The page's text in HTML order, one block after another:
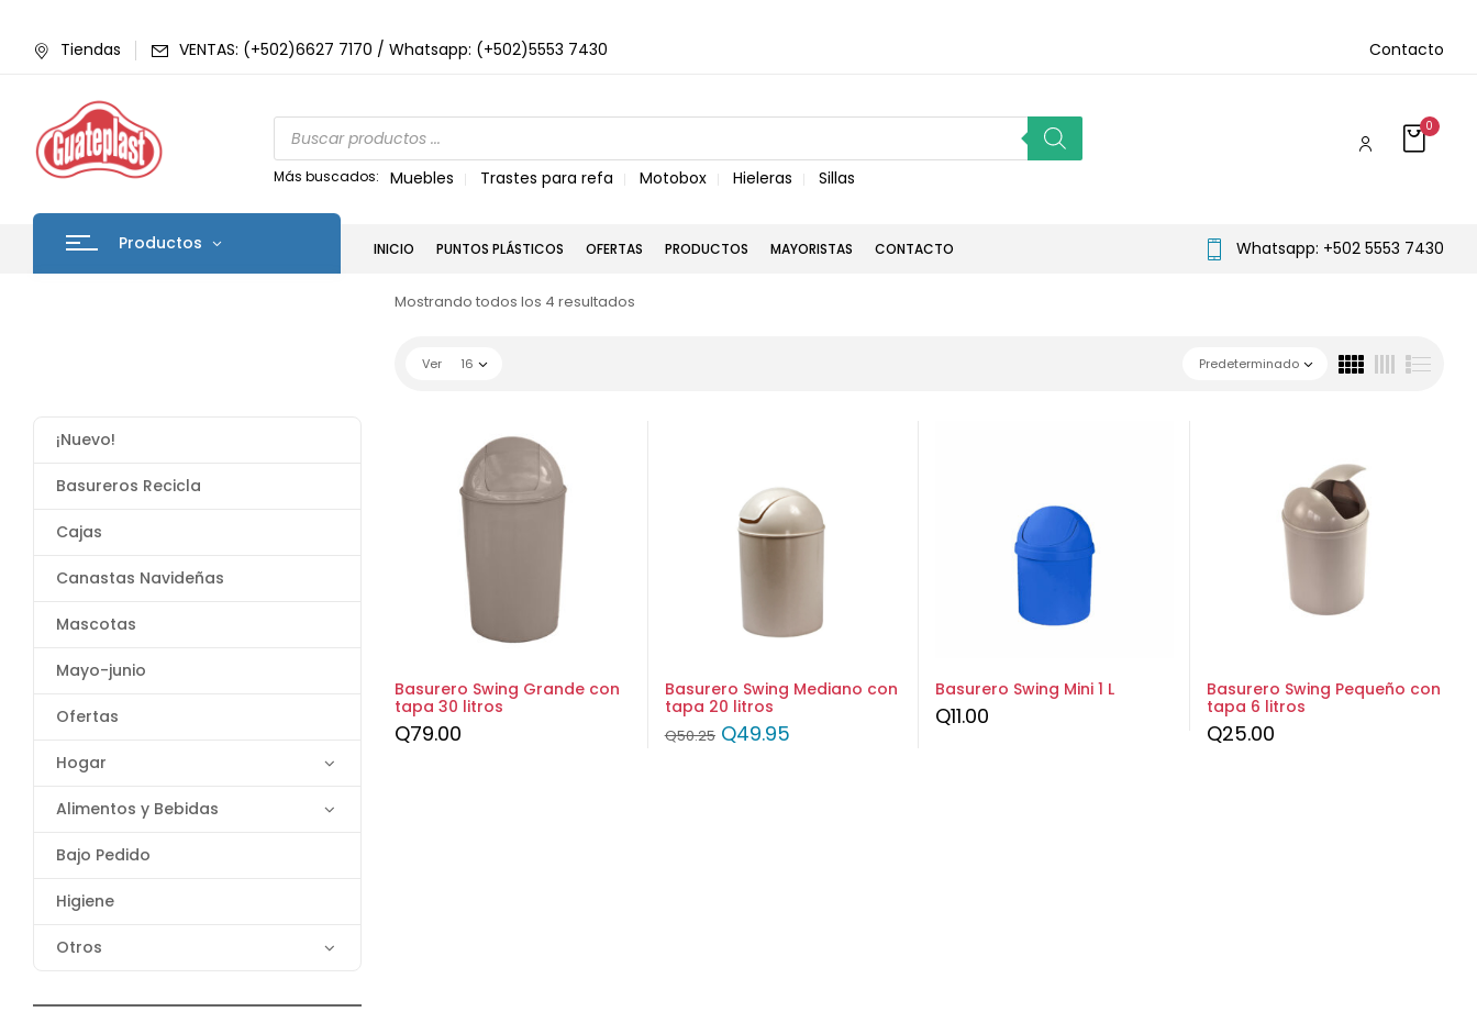
Tiendas VENTAS: (+502)6627 7170 / Whatsapp: (+502)5553 7430 Contacto
Más buscados: Muebles Trastes para refa Motobox Hieleras Sillas
0
Productos INICIO PUNTOS PLÁSTICOS OFERTAS PRODUCTOS MAYORISTAS CONTACTO Whatsapp: +502 5553 7430
¡Nuevo!
Basureros Recicla
Cajas
Canastas Navideñas
Mascotas
Mayo-junio
Ofertas
Hogar
Alimentos y Bebidas
Bajo Pedido
Higiene
Otros
Mostrando todos los 4 resultados
Predeterminado
Ver 16
Basurero Swing Grande con
tapa 30 litros
Q79.00
Basurero Swing Mediano con
tapa 20 litros
Q50.25 Q49.95
Basurero Swing Mini 1 L
Q11.00
Basurero Swing Pequeño con
tapa 6 litros
Q25.00